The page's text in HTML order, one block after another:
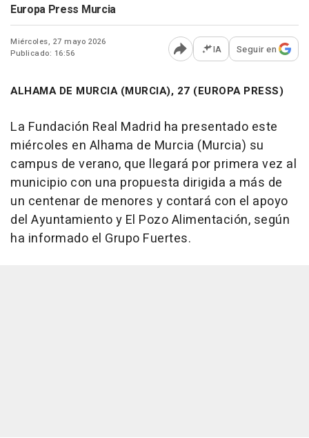
Europa Press Murcia
Miércoles, 27 mayo 2026
Publicado: 16:56
Abrir opciones para
IA Seguir en
ALHAMA DE MURCIA (MURCIA), 27 (EUROPA PRESS)
La Fundación Real Madrid ha presentado este
miércoles en Alhama de Murcia (Murcia) su
campus de verano, que llegará por primera vez al
municipio con una propuesta dirigida a más de
un centenar de menores y contará con el apoyo
del Ayuntamiento y El Pozo Alimentación, según
ha informado el Grupo Fuertes.